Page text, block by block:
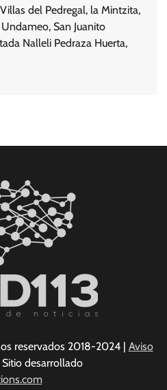
del Pedregal, la Mintzita,
San Juanito
Nalleli Pedraza Huerta,
reservados 2018-2024 | Aviso
| Sitio desarrollado